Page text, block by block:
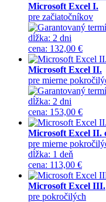
Microsoft Excel I.
pre začiatočníkov
dĺžka: 2 dni
cena: 132,00 €
Microsoft Excel II.
pre mierne
dĺžka: 2 dni
cena: 153,00 €
Microsoft Excel II.
pre mierne
dĺžka: 1 deň
cena: 113,00 €
Microsoft Excel III.
pre pokročilých